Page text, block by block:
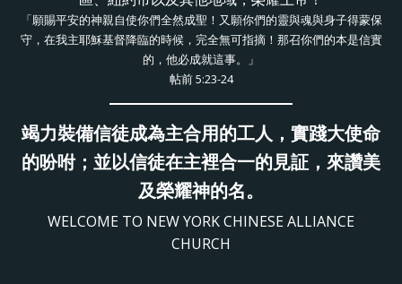
「願賜平安的神親自使你們全然成聖！又願你們的靈與魂與身子得蒙保
守，在我主耶穌基督降臨的時候，完全無可指摘！那召你們的本是信實
的，他必成就這事。」
帖前 5:23-24
竭力裝備信徒成為主合用的工人，實踐大使命
的吩咐；並以信徒在主裡合一的見証，來讚美
及榮耀神的名。
WELCOME TO NEW YORK CHINESE ALLIANCE
CHURCH